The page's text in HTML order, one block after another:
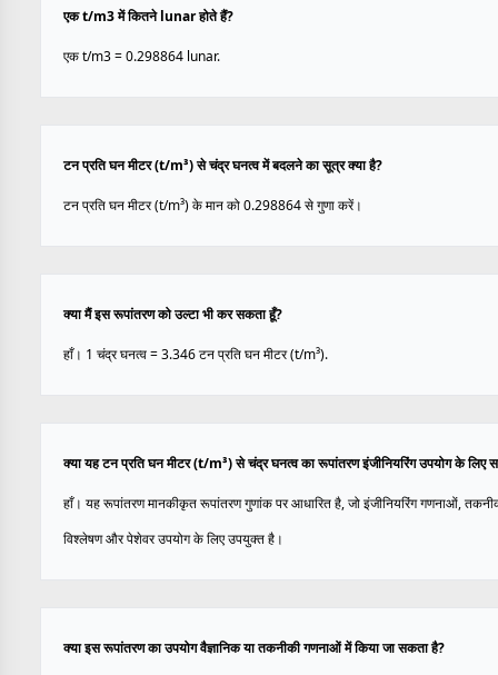
एक t/m3 में कितने lunar होते हैं?
एक t/m3 = 0.298864 lunar.
टन प्रति घन मीटर (t/m³) से चंद्र घनत्व में बदलने का सूत्र क्या है?
टन प्रति घन मीटर (t/m³) के मान को 0.298864 से गुणा करें।
क्या मैं इस रूपांतरण को उल्टा भी कर सकता हूँ?
हाँ। 1 चंद्र घनत्व = 3.346 टन प्रति घन मीटर (t/m³).
क्या यह टन प्रति घन मीटर (t/m³) से चंद्र घनत्व का रूपांतरण इंजीनियरिंग उपयोग के लिए
हाँ। यह रूपांतरण मानकीकृत रूपांतरण गुणांक पर आधारित है, जो इंजीनियरिंग गणनाओं,
विश्लेषण और पेशेवर उपयोग के लिए उपयुक्त है।
क्या इस रूपांतरण का उपयोग वैज्ञानिक या तकनीकी गणनाओं में किया जा सकता है?